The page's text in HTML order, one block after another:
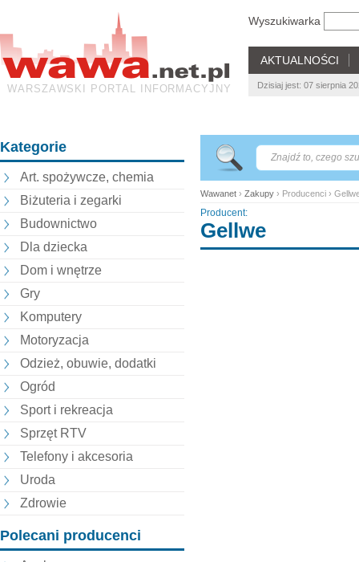
WARSZAWSKI PORTAL INFORMACYJNY
Wyszukiwarka
AKTUALNOŚCI
Dzisiaj jest: 07 sierpnia
Kategorie
Art. spożywcze, chemia
Biżuteria i zegarki
Budownictwo
Dla dziecka
Dom i wnętrze
Gry
Komputery
Motoryzacja
Odzież, obuwie, dodatki
Ogród
Sport i rekreacja
Sprzęt RTV
Telefony i akcesoria
Uroda
Zdrowie
Polecani producenci
Wawanet › Zakupy › Producenci ›
Producent:
Gellwe